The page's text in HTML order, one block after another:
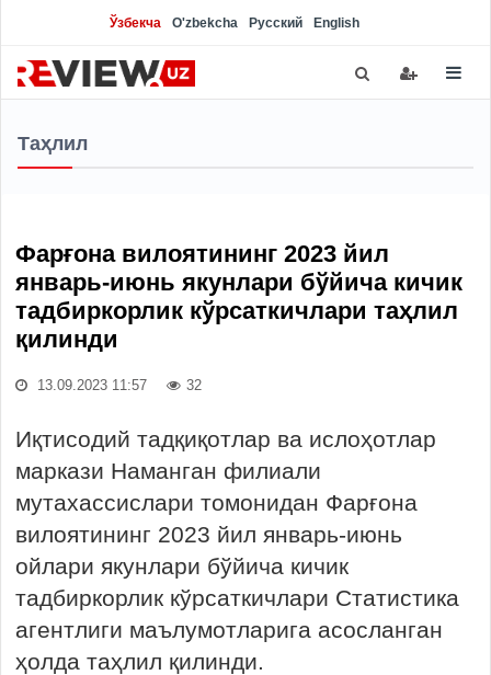
Ўзбекча O'zbekcha Русский English
Таҳлил
Фарғона вилоятининг 2023 йил
январь-июнь якунлари бўйича кичик
тадбиркорлик кўрсаткичлари таҳлил
қилинди
13.09.2023 11:57 32
Иқтисодий тадқиқотлар ва ислоҳотлар
маркази Наманган филиали
мутахассислари томонидан Фарғона
вилоятининг 2023 йил январь-июнь
ойлари якунлари бўйича кичик
тадбиркорлик кўрсаткичлари Статистика
агентлиги маълумотларига асосланган
ҳолда таҳлил қилинди.